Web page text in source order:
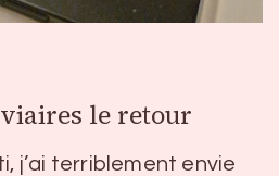
le retour
j’ai terriblement envie